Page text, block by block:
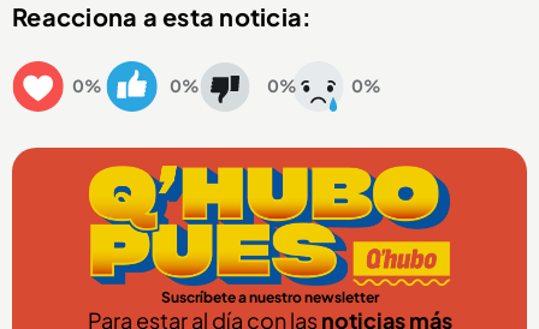
Reacciona a esta noticia:
0% 0% 0% 0%
Suscríbete a nuestro newsletter
Para estar al día con lasnoticias más